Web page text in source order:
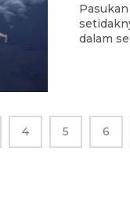
dalam
4 5 6